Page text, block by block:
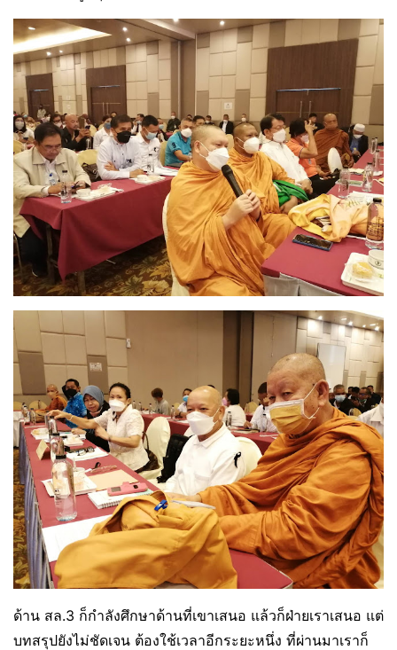
ด้าน สล.3 ก็กำลังศึกษาด้านที่เขาเสนอ แล้วก็ฝ่ายเราเสนอ แต่
บทสรุปยังไม่ชัดเจน ต้องใช้เวลาอีกระยะหนึ่ง ที่ผ่านมาเราก็